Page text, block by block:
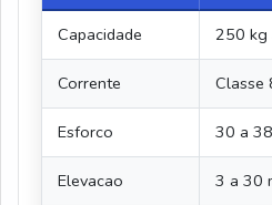
Capacidade 250 kg
Corrente Classe
Esforco 30 a
Elevacao 3 a 30